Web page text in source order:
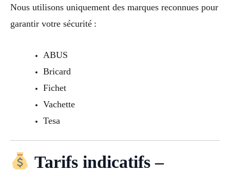
Nous utilisons uniquement des marques reconnues pour
garantir votre sécurité :
ABUS
Bricard
Fichet
Vachette
Tesa
Tarifs indicatifs –